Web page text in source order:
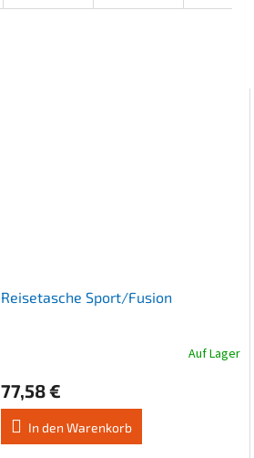
Reisetasche Sport/Fusion
Auf Lager
77,58 €
In den Warenkorb